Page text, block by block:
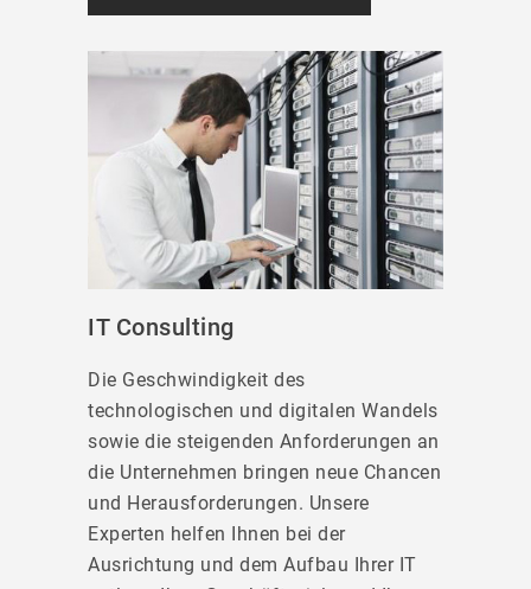
IT Consulting
Die Geschwindigkeit des
technologischen und digitalen Wandels
sowie die steigenden Anforderungen an
die Unternehmen bringen neue Chancen
und Herausforderungen. Unsere
Experten helfen Ihnen bei der
Ausrichtung und dem Aufbau Ihrer IT